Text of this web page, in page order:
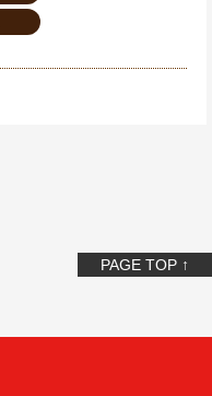
PAGE TOP ↑